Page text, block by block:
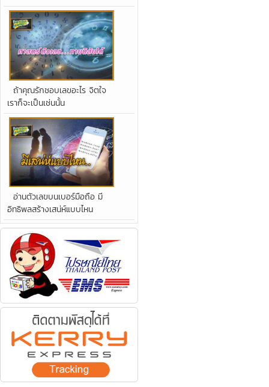
ถ้าคุณรักชอบเลขอะไร จิตใจ
เราก็จะเป็นเช่นนั้น
อ่านตัวเลขบนเบอร์มือถือ มี
อิทธิพลสร้างเสน่ห์แบบไหน